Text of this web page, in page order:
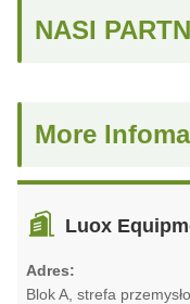
NASI
More
Luox
Adres:
Blok A, strefa